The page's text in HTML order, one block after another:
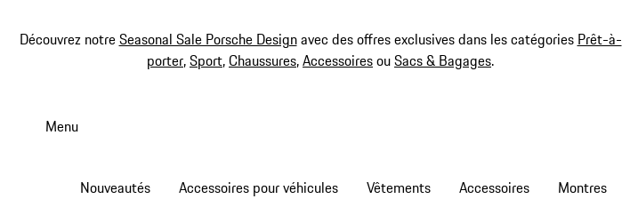
Découvrez notreSeasonal Sale Porsche Designavec des offres exclusives dans les catégories Prêt-à-
porter,Sport,Chaussures,AccessoiresouSacs & Bagages.
Menu
Nouveautés Accessoires pour véhicules Vêtements Accessoires Montres